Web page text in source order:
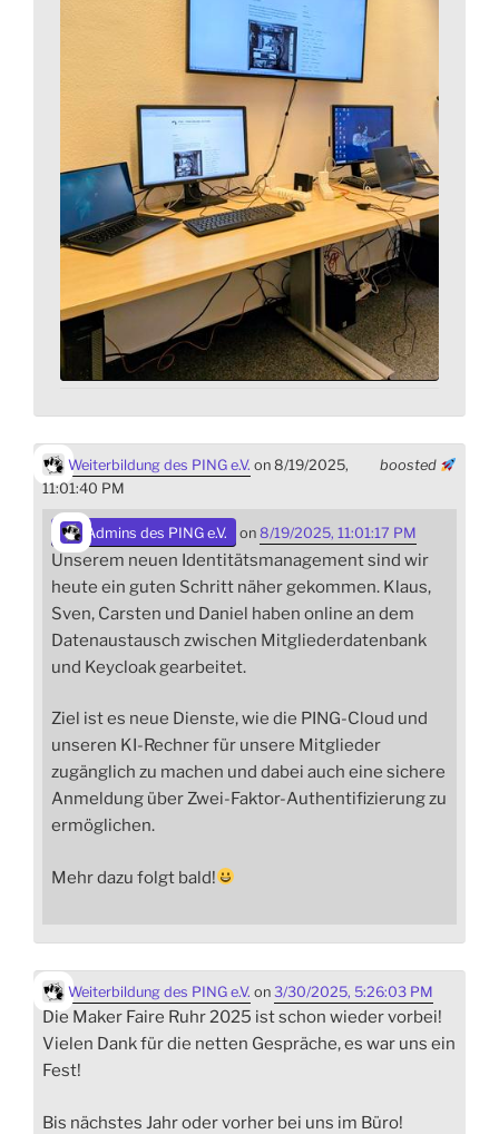
boosted
Weiterbildung des PING e.V. on 8/19/2025,
11:01:40 PM
Admins des PING e.V. on 8/19/2025, 11:01:17 PM
Unserem neuen Identitätsmanagement sind wir
heute ein guten Schritt näher gekommen. Klaus,
Sven, Carsten und Daniel haben online an dem
Datenaustausch zwischen Mitgliederdatenbank
und Keycloak gearbeitet.
Ziel ist es neue Dienste, wie die PING-Cloud und
unseren KI-Rechner für unsere Mitglieder
zugänglich zu machen und dabei auch eine sichere
Anmeldung über Zwei-Faktor-Authentifizierung zu
ermöglichen.
Mehr dazu folgt bald!
Weiterbildung des PING e.V. on 3/30/2025, 5:26:03 PM
Die Maker Faire Ruhr 2025 ist schon wieder vorbei!
Vielen Dank für die netten Gespräche, es war uns ein
Fest!
Bis nächstes Jahr oder vorher bei uns im Büro!